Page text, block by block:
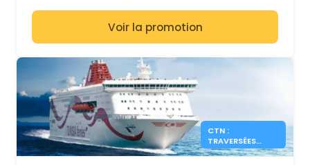
Voir la promotion
CTN :
TRAVERSÉES
ENCORE